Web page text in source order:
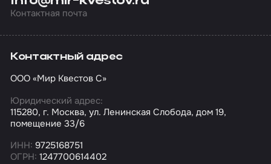
Контактная почта
Контактный адрес
ООО «Мир Квестов С»
Юридический адрес:
115280, г. Москва, ул. Ленинская Слобода, дом 19,
помещение 33/6
ИНН: 9725168751
ОГРН: 1247700614402